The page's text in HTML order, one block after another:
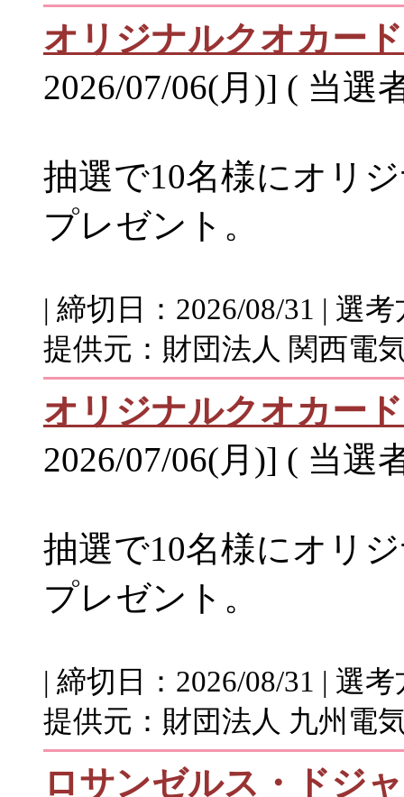
オリジナルクオカー
2026/07/06(月)] ( 当選
抽選で10名様にオリ
プレゼント。
| 締切日：2026/08/31 | 選
提供元：財団法人 関西電
オリジナルクオカー
2026/07/06(月)] ( 当選
抽選で10名様にオリ
プレゼント。
| 締切日：2026/08/31 | 選
提供元：財団法人 九州電
ロサンゼルス・ドジ